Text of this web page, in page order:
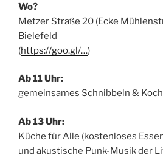
Wo?
Metzer Straße 20 (Ecke
Bielefeld
(https://goo.gl/…)
Ab 11 Uhr:
gemeinsames Schnibbeln &
Ab 13 Uhr:
Küche für Alle (kostenloses
und akustische Punk-Musik der